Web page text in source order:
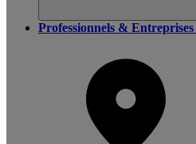
Professionnels & Entreprises